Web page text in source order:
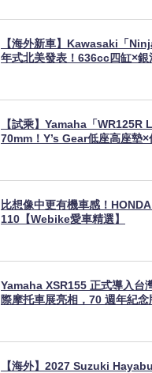
【海外新車】Kawasaki「
年式北美發表！636cc四缸×銀
【試乘】Yamaha「WR125R
70mm！Y’s Gear低座高座墊
比想像中更有機車感！
110【Webike愛車精選】
Yamaha XSR155 正式導入台
際摩托車展亮相，70 週年紀
【海外】2027 Suzuki